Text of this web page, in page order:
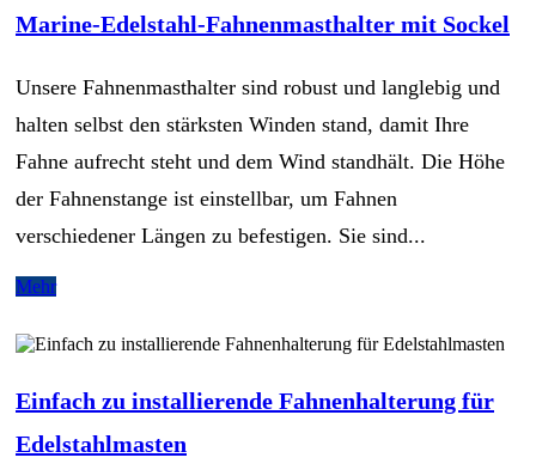
Marine-Edelstahl-Fahnenmasthalter mit Sockel
Unsere Fahnenmasthalter sind robust und langlebig und
halten selbst den stärksten Winden stand, damit Ihre
Fahne aufrecht steht und dem Wind standhält. Die Höhe
der Fahnenstange ist einstellbar, um Fahnen
verschiedener Längen zu befestigen. Sie sind...
Mehr
Einfach zu installierende Fahnenhalterung für
Edelstahlmasten